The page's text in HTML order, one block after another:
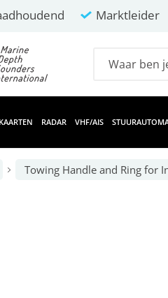
Marktleider
RADAR VHF/AIS
Towing Handle and Ring for